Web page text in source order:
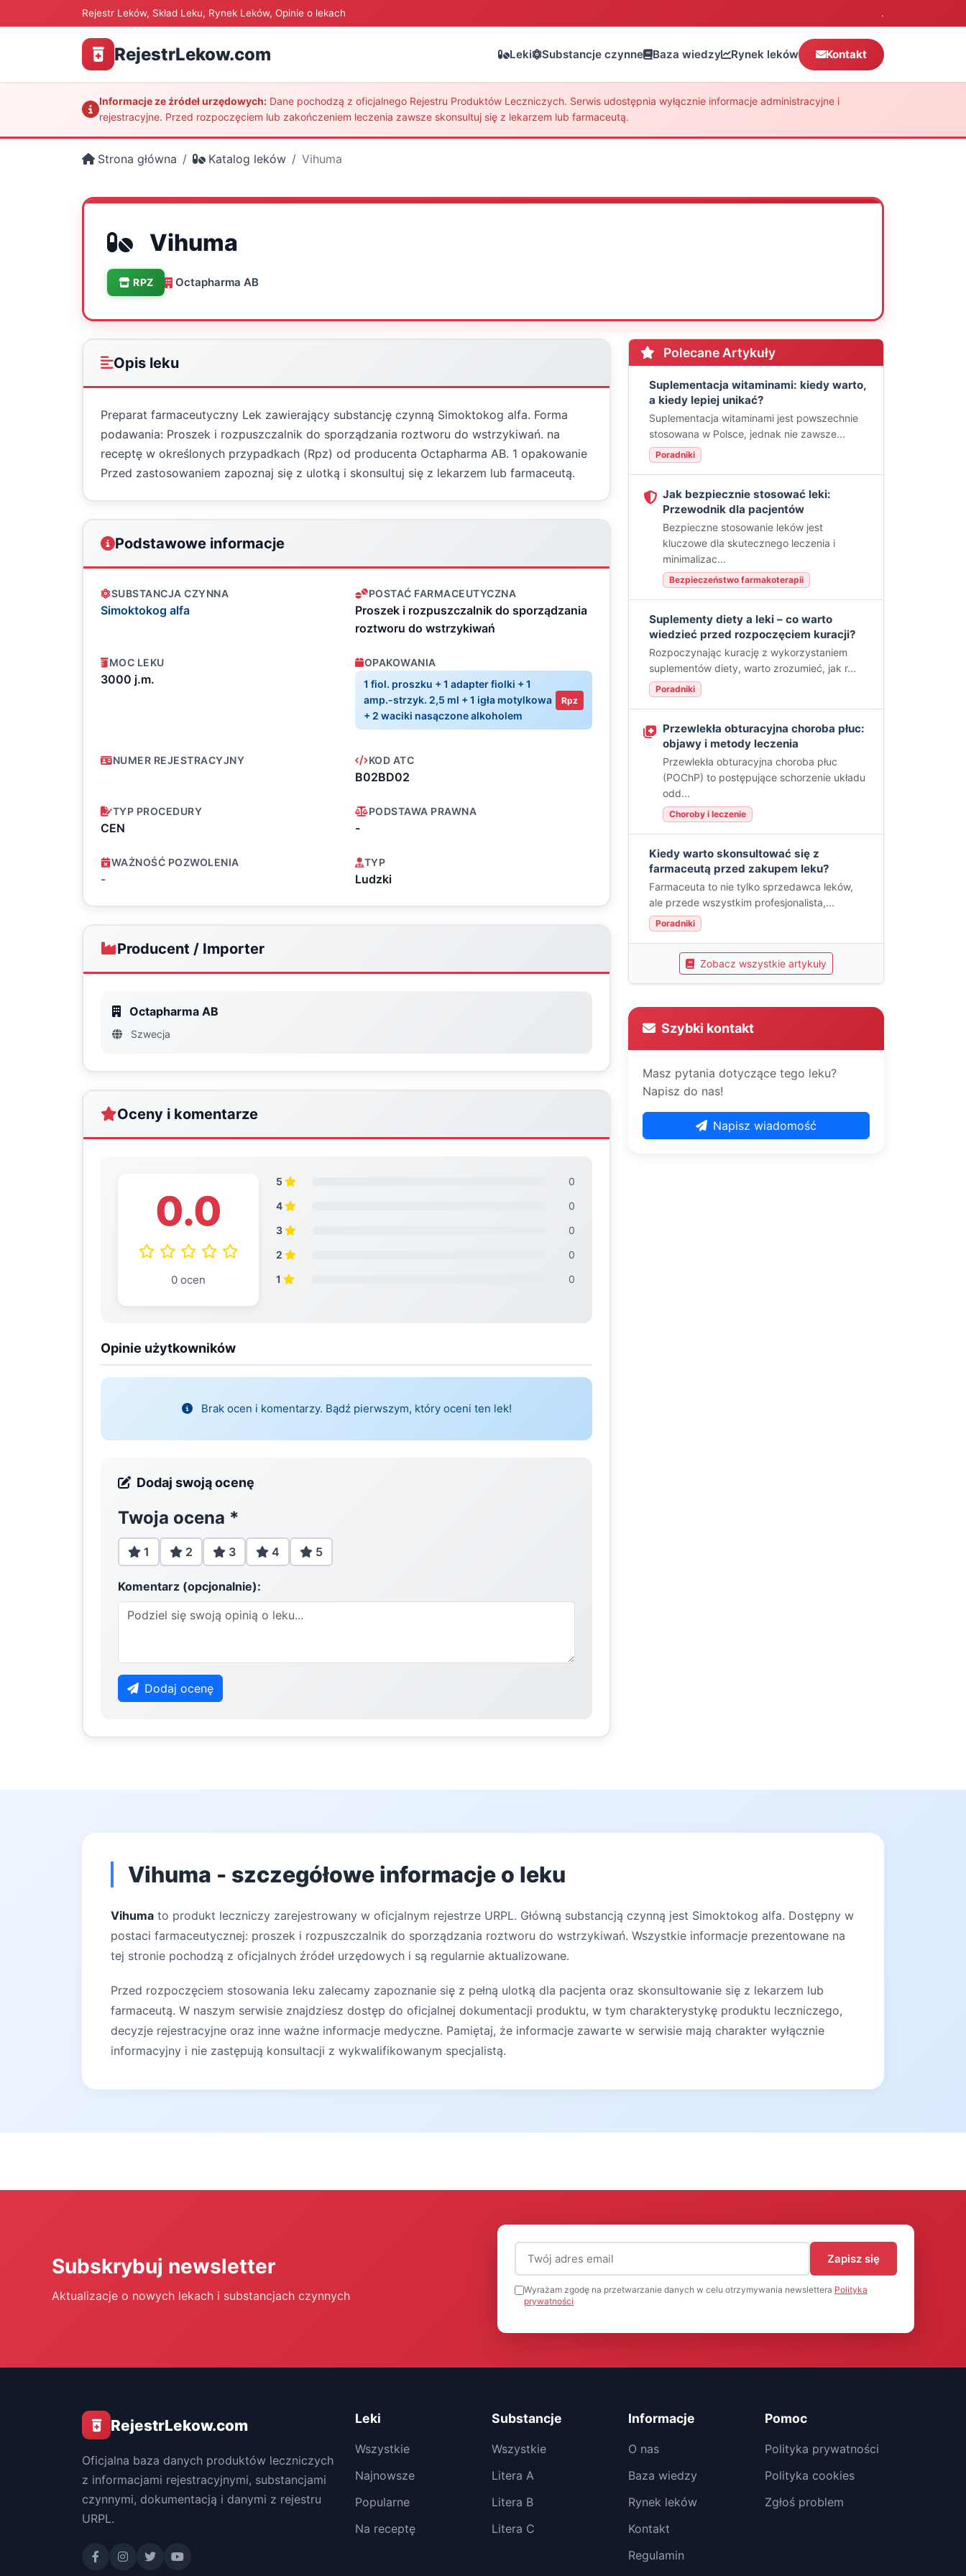
Rejestr Leków, Skład Leku, Rynek Leków, Opinie o lekach .
RejestrLekow.com Leki Substancje czynne Baza wiedzy Rynek leków Kontakt
Informacje ze źródeł urzędowych: Dane pochodzą z oficjalnego Rejestru Produktów Leczniczych. Serwis udostępnia wyłącznie informacje administracyjne i
rejestracyjne. Przed rozpoczęciem lub zakończeniem leczenia zawsze skonsultuj się z lekarzem lub farmaceutą.
Strona główna Katalog leków Vihuma
Vihuma
RPZ Octapharma AB
Opis leku
Preparat farmaceutyczny Lek zawierający substancję czynną Simoktokog alfa. Forma
podawania: Proszek i rozpuszczalnik do sporządzania roztworu do wstrzykiwań. na
receptę w określonych przypadkach (Rpz) od producenta Octapharma AB. 1 opakowanie
Przed zastosowaniem zapoznaj się z ulotką i skonsultuj się z lekarzem lub farmaceutą.
Podstawowe informacje
SUBSTANCJA CZYNNA
Simoktokog alfa
POSTAĆ FARMACEUTYCZNA
Proszek i rozpuszczalnik do sporządzania
roztworu do wstrzykiwań
MOC LEKU
3000 j.m.
OPAKOWANIA
1 fiol. proszku + 1 adapter fiolki + 1
amp.-strzyk. 2,5 ml + 1 igła motylkowa
+ 2 waciki nasączone alkoholem
Rpz
NUMER REJESTRACYJNY KOD ATC
B02BD02
TYP PROCEDURY
CEN
PODSTAWA PRAWNA
-
WAŻNOŚĆ POZWOLENIA
-
TYP
Ludzki
Producent / Importer
Octapharma AB
Szwecja
Oceny i komentarze
0.0
0 ocen
5
0
4
0
3
0
2
0
1
0
Opinie użytkowników
Brak ocen i komentarzy. Bądź pierwszym, który oceni ten lek!
Dodaj swoją ocenę
Twoja ocena *
1 2 3 4 5
Komentarz (opcjonalnie):
Dodaj ocenę
Polecane Artykuły
Suplementacja witaminami: kiedy warto,
a kiedy lepiej unikać?
Suplementacja witaminami jest powszechnie
stosowana w Polsce, jednak nie zawsze...
Poradniki
Jak bezpiecznie stosować leki:
Przewodnik dla pacjentów
Bezpieczne stosowanie leków jest
kluczowe dla skutecznego leczenia i
minimalizac...
Bezpieczeństwo farmakoterapii
Suplementy diety a leki – co warto
wiedzieć przed rozpoczęciem kuracji?
Rozpoczynając kurację z wykorzystaniem
suplementów diety, warto zrozumieć, jak r...
Poradniki
Przewlekła obturacyjna choroba płuc:
objawy i metody leczenia
Przewlekła obturacyjna choroba płuc
(POChP) to postępujące schorzenie układu
odd...
Choroby i leczenie
Kiedy warto skonsultować się z
farmaceutą przed zakupem leku?
Farmaceuta to nie tylko sprzedawca leków,
ale przede wszystkim profesjonalista,...
Poradniki
Zobacz wszystkie artykuły
Szybki kontakt
Masz pytania dotyczące tego leku?
Napisz do nas!
Napisz wiadomość
Vihuma - szczegółowe informacje o leku
Vihuma to produkt leczniczy zarejestrowany w oficjalnym rejestrze URPL. Główną substancją czynną jest Simoktokog alfa. Dostępny w
postaci farmaceutycznej: proszek i rozpuszczalnik do sporządzania roztworu do wstrzykiwań. Wszystkie informacje prezentowane na
tej stronie pochodzą z oficjalnych źródeł urzędowych i są regularnie aktualizowane.
Przed rozpoczęciem stosowania leku zalecamy zapoznanie się z pełną ulotką dla pacjenta oraz skonsultowanie się z lekarzem lub
farmaceutą. W naszym serwisie znajdziesz dostęp do oficjalnej dokumentacji produktu, w tym charakterystykę produktu leczniczego,
decyzje rejestracyjne oraz inne ważne informacje medyczne. Pamiętaj, że informacje zawarte w serwisie mają charakter wyłącznie
informacyjny i nie zastępują konsultacji z wykwalifikowanym specjalistą.
Subskrybuj newsletter
Aktualizacje o nowych lekach i substancjach czynnych
Adres email (wymagany)
Zapisz się
Wyrażam zgodę na przetwarzanie danych w celu otrzymywania newslettera Polityka
prywatności
RejestrLekow.com
Oficjalna baza danych produktów leczniczych
z informacjami rejestracyjnymi, substancjami
czynnymi, dokumentacją i danymi z rejestru
URPL.
Leki
Wszystkie
Najnowsze
Popularne
Na receptę
Substancje
Wszystkie
Litera A
Litera B
Litera C
Informacje
O nas
Baza wiedzy
Rynek leków
Kontakt
Regulamin
Pomoc
Polityka prywatności
Polityka cookies
Zgłoś problem